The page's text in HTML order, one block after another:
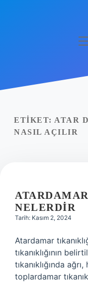
Yasal Uyarı
ETIKET: ATAR
NASIL AÇILIR
NELERDIR
Tarih: Kasım 2, 2024
Atardamar
tıkanıklığının
tıkanıklığında
toplardamar